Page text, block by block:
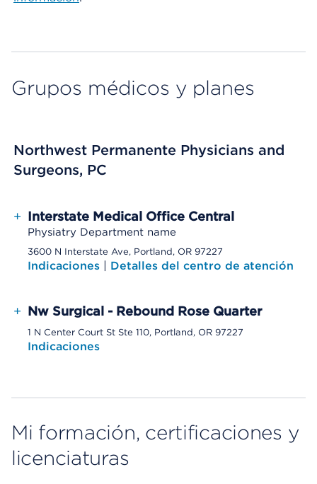
Grupos médicos y planes
Northwest Permanente Physicians and
Surgeons, PC
+ Interstate Medical Office Central
Physiatry Department name
3600 N Interstate Ave, Portland, OR 97227
Indicaciones | Detalles del centro de atención
+ Nw Surgical - Rebound Rose Quarter
1 N Center Court St Ste 110, Portland, OR 97227
Indicaciones
Mi formación, certificaciones y
licenciaturas